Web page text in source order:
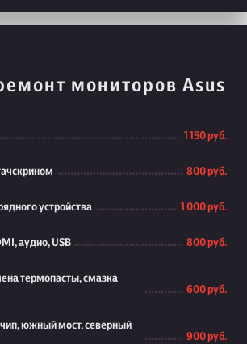
мониторов Asus
1 150 руб.
800 руб.
устройства 1 000 руб.
аудио, USB 800 руб.
термопасты, смазка
600 руб.
южный мост, северный
900 руб.